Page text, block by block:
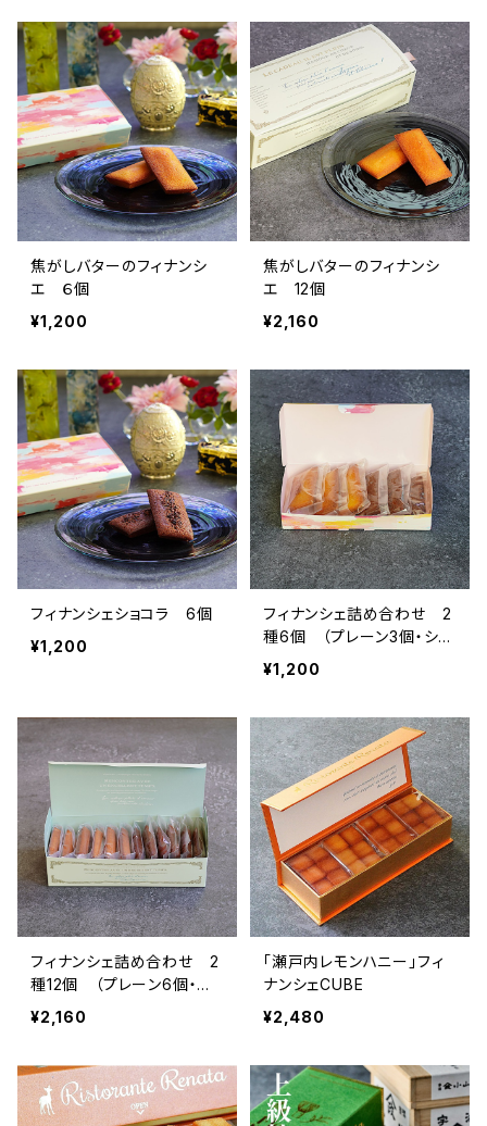
焦がしバターのフィナンシ
エ ６個
¥1,200
焦がしバターのフィナンシ
エ 12個
¥2,160
フィナンシェショコラ 6個
¥1,200
フィナンシェ詰め合わせ 2
種6個 （プレーン3個・ショ
コラ3個）
¥1,200
フィナンシェ詰め合わせ 2
種12個 （プレーン6個・ショ
コラ6個）
¥2,160
「瀬戸内レモンハニー」フィ
ナンシェCUBE
¥2,480